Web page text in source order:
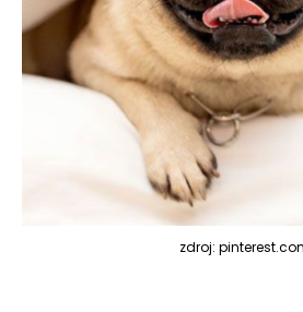
zdroj: